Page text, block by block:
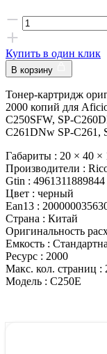
Купить в один клик
В корзину
Тонер-картридж
2000 копий для
C250SFW, SP-
C261DNw SP-C261,
Габариты : 20 × 40 ×
Производители :
Gtin : 4961311889844
Цвет : черный
Ean13 :
Страна : Китай
Оригинальность
Емкость :
Ресурс : 2000
Макс. кол. страниц :
Модель : C250E